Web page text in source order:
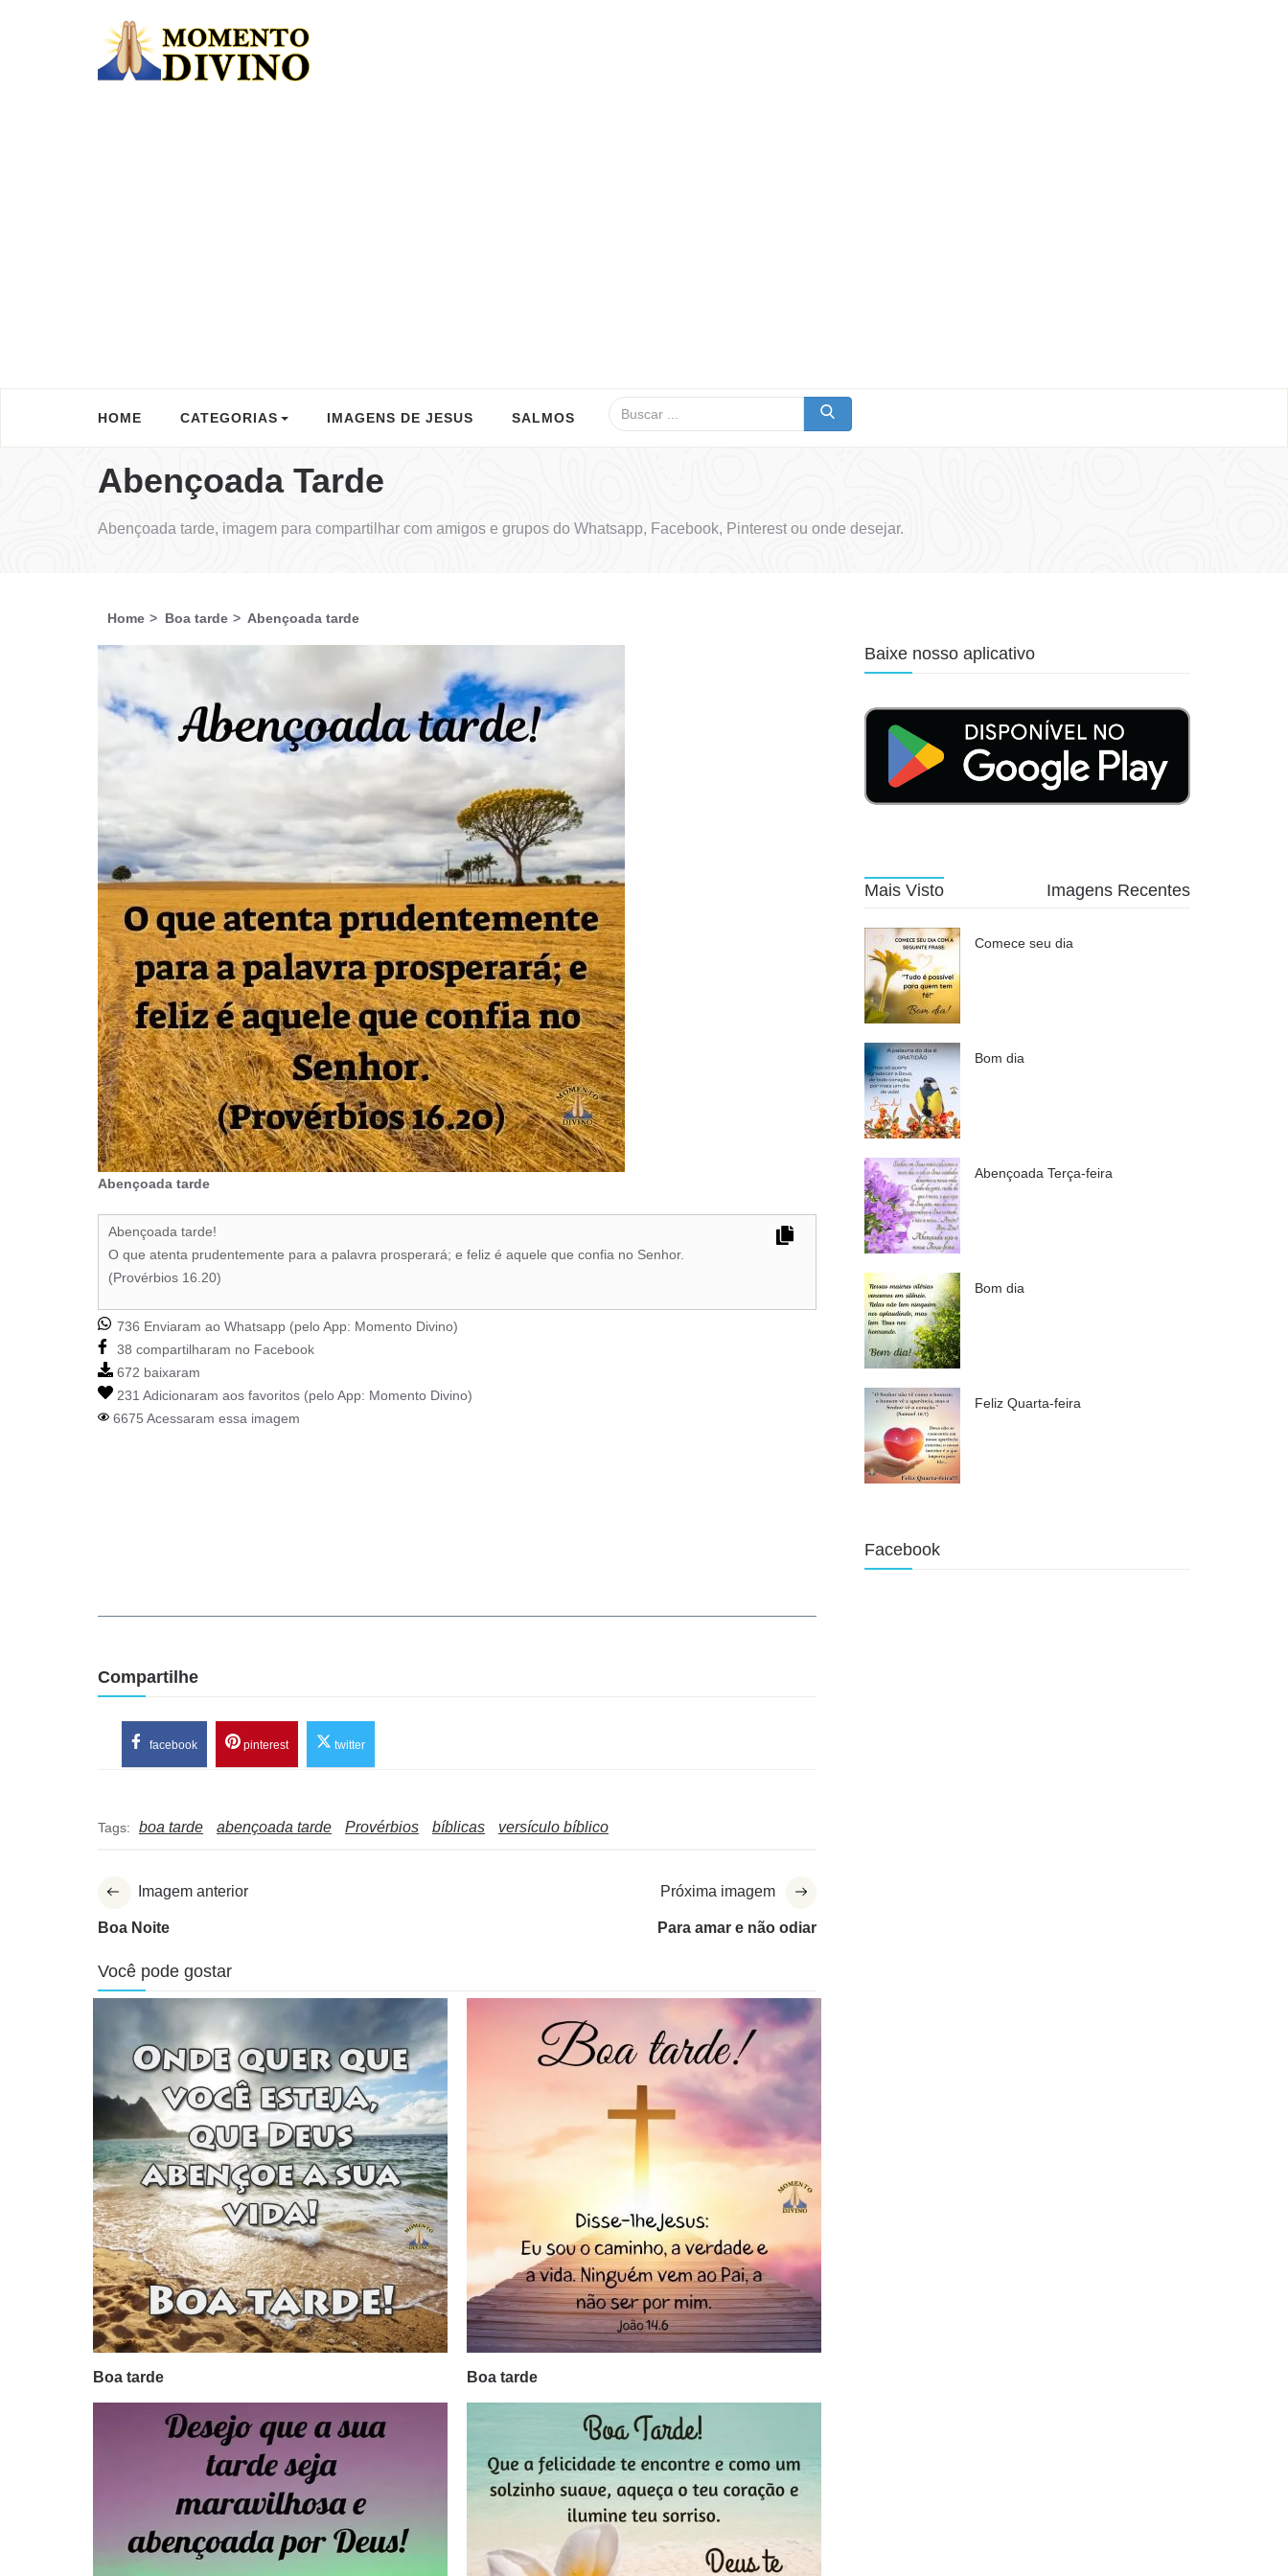
HOME CATEGORIAS IMAGENS DE JESUS SALMOS
Abençoada Tarde
Abençoada tarde, imagem para compartilhar com amigos e grupos do Whatsapp, Facebook, Pinterest ou onde desejar.
Home Boa tarde Abençoada tarde
Abençoada tarde
Abençoada tarde!
O que atenta prudentemente para a palavra prosperará; e feliz é aquele que confia no Senhor.
(Provérbios 16.20)
736 Enviaram ao Whatsapp (pelo App: Momento Divino)
38 compartilharam no Facebook
672 baixaram
231 Adicionaram aos favoritos (pelo App: Momento Divino)
6675 Acessaram essa imagem
Compartilhe
facebook pinterest twitter
Tags: boa tarde abençoada tarde Provérbios bíblicas versículo bíblico
Imagem anterior
Boa Noite
Próxima imagem
Para amar e não odiar
Você pode gostar
Boa tarde Boa tarde
Baixe nosso aplicativo
Mais Visto Imagens Recentes
Comece seu dia
Bom dia
Abençoada Terça-feira
Bom dia
Feliz Quarta-feira
Facebook